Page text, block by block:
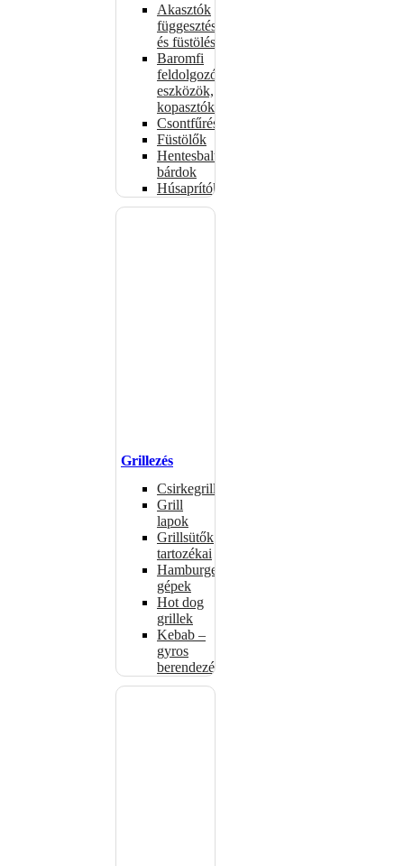
Akasztók
függesztéshez
és füstöléshez
Baromfi
feldolgozó
eszközök,
kopasztók
Csontfűrészek
Füstölők
Hentesbalták,
bárdok
Húsaprítók
Grillezés
Csirkegrillek
Grill
lapok
Grillsütők
tartozékai
Hamburgerformázó
gépek
Hot dog
grillek
Kebab –
gyros
berendezés